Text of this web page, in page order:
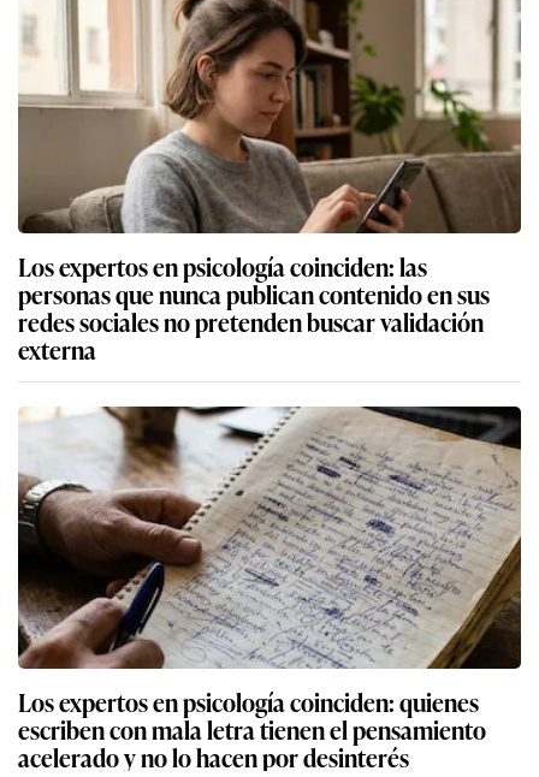
Los expertos en psicología coinciden: las
personas que nunca publican contenido en sus
redes sociales no pretenden buscar validación
externa
Los expertos en psicología coinciden: quienes
escriben con mala letra tienen el pensamiento
acelerado y no lo hacen por desinterés